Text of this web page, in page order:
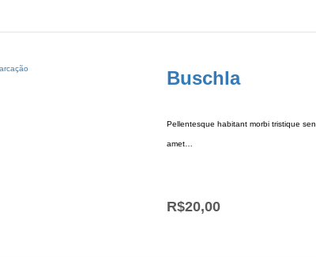
Buschla
Pellentesque habitant morbi tristique
amet…
R$20,00